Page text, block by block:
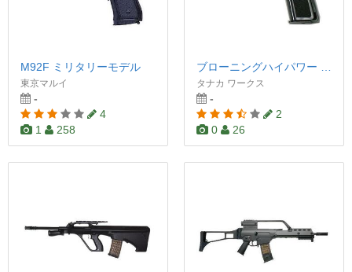
M92F ミリタリーモデル
東京マルイ
-
4
1
258
タナカ ワークス
-
2
0
26